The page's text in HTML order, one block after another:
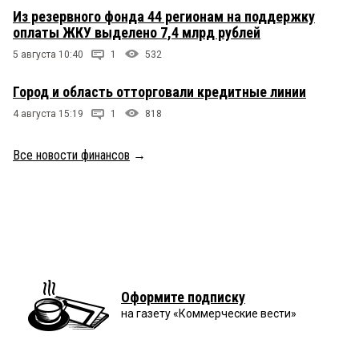
Из резервного фонда 44 регионам на поддержку
оплаты ЖКУ выделено 7,4 млрд рублей
5 августа 10:40 1 532
Город и область отторговали кредитные линии
4 августа 15:19 1 818
Все новости финансов →
Оформите подписку
на газету «Коммерческие вести»